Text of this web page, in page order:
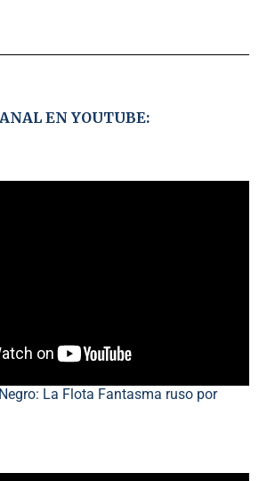
EN YOUTUBE:
La Flota Fantasma ruso por